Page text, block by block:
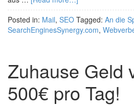
Posted in: Mail, SEO Tagged: An die
SearchEnginesSynergy.com,
Zuhause Geld
500€ pro Tag!